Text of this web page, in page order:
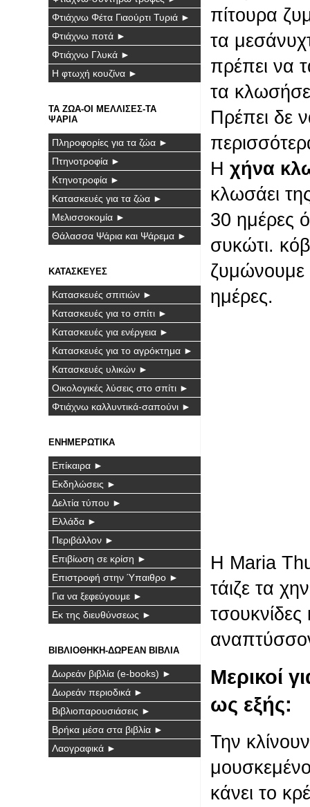
πίτουρα
τα
πρέπει να
τα
Πρέπει δε
Η χήνα
κλωσάει
30 ημέρες
συκώτι.
ζυμώνουμε
ημέρες.
Η Maria
τάιζε τα
τσουκνίδες
Μερικοί
ως εξής:
Την
κάνει το
Φτιάχνω Φέτα Γιαούρτι Τυριά ►
Φτιάχνω ποτά ►
Φτιάχνω Γλυκά ►
Η φτωχή κουζίνα ►
ΤΑ ΖΩΑ-ΟΙ ΜΕΛΛΙΣΕΣ-ΤΑ
ΨΑΡΙΑ
Πληροφορίες για τα ζώα ►
Πτηνοτροφία ►
Κτηνοτροφία ►
Κατασκευές για τα ζώα ►
Μελισσοκομία ►
Θάλασσα Ψάρια και Ψάρεμα ►
ΚΑΤΑΣΚΕΥΕΣ
Κατασκευές σπιτιών ►
Κατασκευές για το σπίτι ►
Κατασκευές για ενέργεια ►
Κατασκευές για το αγρόκτημα ►
Κατασκευές υλικών ►
Οικολογικές λύσεις στο σπίτι ►
Φτιάχνω καλλυντικά-σαπούνι ►
ΕΝΗΜΕΡΩΤΙΚΑ
Επίκαιρα ►
Εκδηλώσεις ►
Δελτία τύπου ►
Ελλάδα ►
Περιβάλλον ►
Επιβίωση σε κρίση ►
Επιστροφή στην Ύπαιθρο ►
Για να ξεφεύγουμε ►
Εκ της διευθύνσεως ►
ΒΙΒΛΙΟΘΗΚΗ-ΔΩΡΕΑΝ ΒΙΒΛΙΑ
Δωρεάν βιβλία (e-books) ►
Δωρεάν περιοδικά ►
Βιβλιοπαρουσιάσεις ►
Βρήκα μέσα στα βιβλία ►
Λαογραφικά ►